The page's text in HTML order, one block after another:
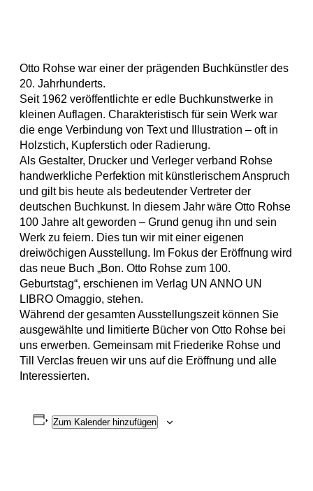
Otto Rohse war einer der prägenden Buchkünstler des
20. Jahrhunderts.
Seit 1962 veröffentlichte er edle Buchkunstwerke in
kleinen Auflagen. Charakteristisch für sein Werk war
die enge Verbindung von Text und Illustration – oft in
Holzstich, Kupferstich oder Radierung.
Als Gestalter, Drucker und Verleger verband Rohse
handwerkliche Perfektion mit künstlerischem Anspruch
und gilt bis heute als bedeutender Vertreter der
deutschen Buchkunst. In diesem Jahr wäre Otto Rohse
100 Jahre alt geworden – Grund genug ihn und sein
Werk zu feiern. Dies tun wir mit einer eigenen
dreiwöchigen Ausstellung. Im Fokus der Eröffnung wird
das neue Buch „Bon. Otto Rohse zum 100.
Geburtstag“, erschienen im Verlag UN ANNO UN
LIBRO Omaggio, stehen.
Während der gesamten Ausstellungszeit können Sie
ausgewählte und limitierte Bücher von Otto Rohse bei
uns erwerben. Gemeinsam mit Friederike Rohse und
Till Verclas freuen wir uns auf die Eröffnung und alle
Interessierten.
Zum Kalender hinzufügen